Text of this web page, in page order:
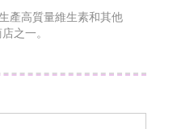
產高質量維生素和其他
之一。